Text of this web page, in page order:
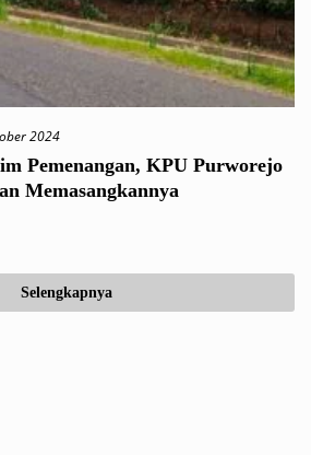
2024
KPU Purworejo
Memasangkannya
Selengkapnya